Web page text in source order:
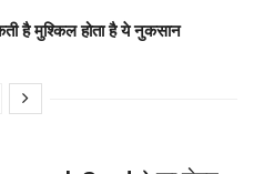
है मुश्किल होता है ये नुकसान